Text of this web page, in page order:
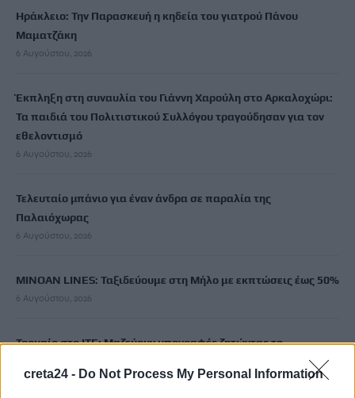
creta24 - Do Not Process My Personal Information
Ηράκλειο: Την Παρασκευή η κηδεία του γιατρού Πάνου
Μαματζάκη
6 Αυγούστου, 2026
Έκπληξη στη συναυλία του Γιάννη Χαρούλη στο Αρκαλοχώρι:
Τα παιδιά του Πολιτιστικού Συλλόγου τραγούδησαν για τον
εθελοντισμό
6 Αυγούστου, 2026
Τελευταίο μπάνιο για έναν άνδρα σε παραλία της
Παλαιόχωρας
6 Αυγούστου, 2026
MINOAN LINES: Ταξιδεύουμε στη Μήλο με εκπτώσεις έως 50%
6 Αυγούστου, 2026
Τροχαίο στο ΙΤΕ: Μαζεύουν υπογραφές ζητώντας το
6 Αυγούστου, 2026